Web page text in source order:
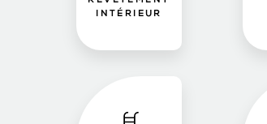
INTÉRIEUR